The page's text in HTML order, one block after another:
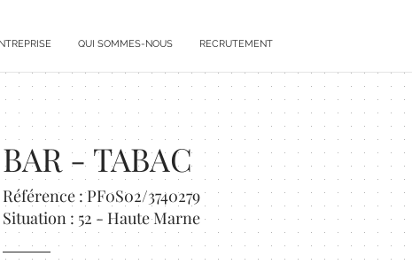
QUI SOMMES-NOUS RECRUTEMENT
BAR - TABAC
Référence : PF0S02/3740279
Situation : 52 - Haute Marne